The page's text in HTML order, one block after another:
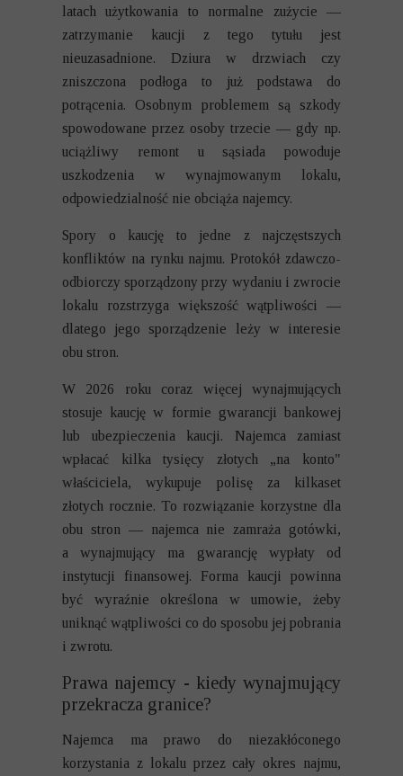
latach użytkowania to normalne zużycie —
zatrzymanie kaucji z tego tytułu jest
nieuzasadnione. Dziura w drzwiach czy
zniszczona podłoga to już podstawa do
potrącenia. Osobnym problemem są szkody
spowodowane przez osoby trzecie — gdy np.
uciążliwy remont u sąsiada powoduje
uszkodzenia w wynajmowanym lokalu,
odpowiedzialność nie obciąża najemcy.
Spory o kaucję to jedne z najczęstszych
konfliktów na rynku najmu. Protokół zdawczo-
odbiorczy sporządzony przy wydaniu i zwrocie
lokalu rozstrzyga większość wątpliwości —
dlatego jego sporządzenie leży w interesie
obu stron.
W 2026 roku coraz więcej wynajmujących
stosuje kaucję w formie gwarancji bankowej
lub ubezpieczenia kaucji. Najemca zamiast
wpłacać kilka tysięcy złotych „na konto"
właściciela, wykupuje polisę za kilkaset
złotych rocznie. To rozwiązanie korzystne dla
obu stron — najemca nie zamraża gotówki,
a wynajmujący ma gwarancję wypłaty od
instytucji finansowej. Forma kaucji powinna
być wyraźnie określona w umowie, żeby
uniknąć wątpliwości co do sposobu jej pobrania
i zwrotu.
Prawa najemcy - kiedy wynajmujący
przekracza granice?
Najemca ma prawo do niezakłóconego
korzystania z lokalu przez cały okres najmu,